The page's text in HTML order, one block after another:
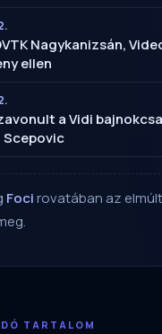
Nagykanizsán,
ellen
a Vidi
Focirovatában az
TARTALOM